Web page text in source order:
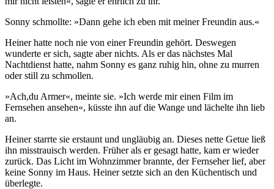
Sonny schmollte: »Dann gehe ich eben mit meiner Freundin aus.«
Heiner hatte noch nie von einer Freundin gehört. Deswegen
wunderte er sich, sagte aber nichts. Als er das nächstes Mal
Nachtdienst hatte, nahm Sonny es ganz ruhig hin, ohne zu murren
oder still zu schmollen.
»Ach,du Armer«, meinte sie. »Ich werde mir einen Film im
Fernsehen ansehen«, küsste ihn auf die Wange und lächelte ihn lieb
an.
Heiner starrte sie erstaunt und ungläubig an. Dieses nette Getue ließ
ihn misstrauisch werden. Früher als er gesagt hatte, kam er wieder
zurück. Das Licht im Wohnzimmer brannte, der Fernseher lief, aber
keine Sonny im Haus. Heiner setzte sich an den Küchentisch und
überlegte.